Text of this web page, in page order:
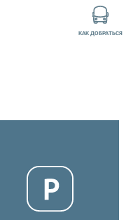
КАК ДОБРАТЬСЯ